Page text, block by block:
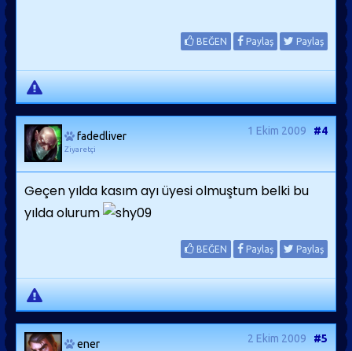
BEĞEN Paylaş Paylaş
fadedliver
Ziyaretçi
1 Ekim 2009 #4
Geçen yılda kasım ayı üyesi olmuştum belki bu
yılda olurum
BEĞEN Paylaş Paylaş
ener 2 Ekim 2009 #5